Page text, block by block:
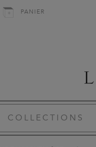
PANIER
COLLECTIONS